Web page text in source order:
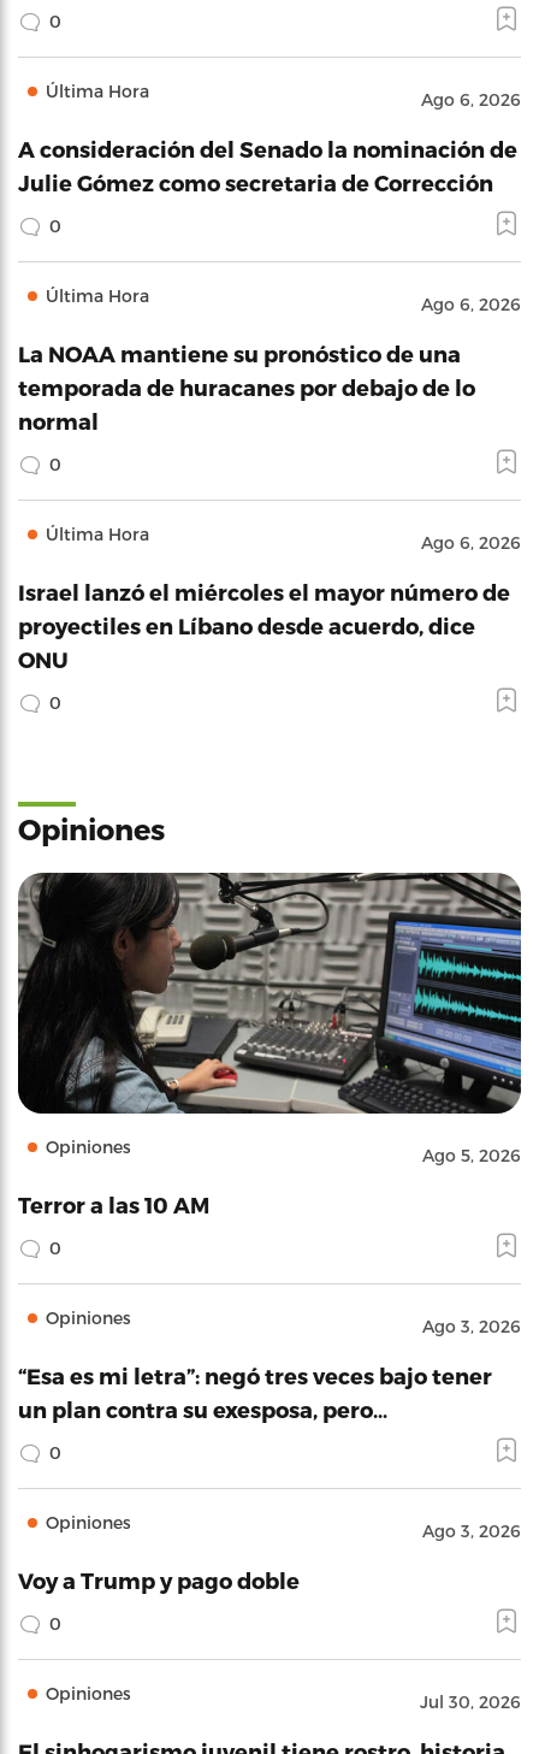
0
Última Hora Ago 6, 2026
A consideración del Senado la nominación de
Julie Gómez como secretaria de Corrección
0
Última Hora Ago 6, 2026
La NOAA mantiene su pronóstico de una
temporada de huracanes por debajo de lo
normal
0
Última Hora Ago 6, 2026
Israel lanzó el miércoles el mayor número de
proyectiles en Líbano desde acuerdo, dice
ONU
0
Opiniones
Opiniones Ago 5, 2026
Terror a las 10 AM
0
Opiniones Ago 3, 2026
“Esa es mi letra”: negó tres veces bajo tener
un plan contra su exesposa, pero…
0
Opiniones Ago 3, 2026
Voy a Trump y pago doble
0
Opiniones Jul 30, 2026